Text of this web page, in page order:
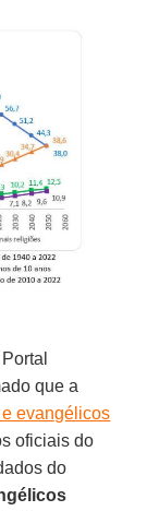
que a
evangélicos
oficiais do
do